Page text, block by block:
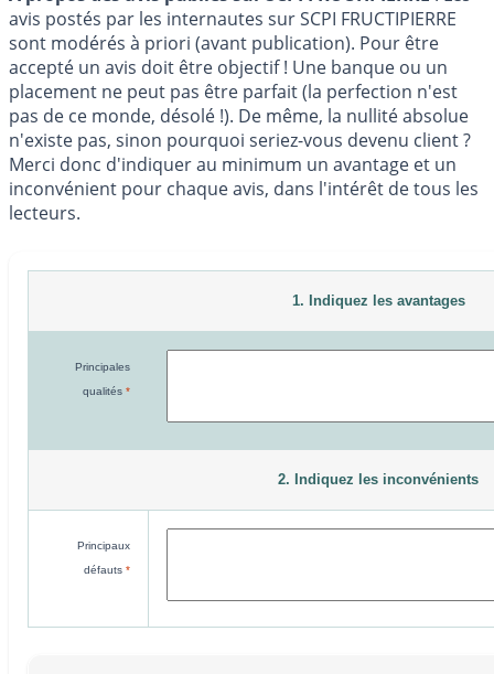
avis postés par les internautes sur SCPI FRUCTIPIERRE
sont modérés à priori (avant publication). Pour être
accepté un avis doit être objectif ! Une banque ou un
placement ne peut pas être parfait (la perfection n'est
pas de ce monde, désolé !). De même, la nullité absolue
n'existe pas, sinon pourquoi seriez-vous devenu client ?
Merci donc d'indiquer au minimum un avantage et un
inconvénient pour chaque avis, dans l'intérêt de tous les
lecteurs.
1. Indiquez les avantages
Principales
qualités *
2. Indiquez les inconvénients
Principaux
défauts *